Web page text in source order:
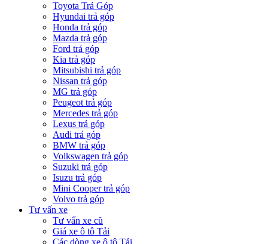
Toyota Trả Góp
Hyundai trả góp
Honda trả góp
Mazda trả góp
Ford trả góp
Kia trả góp
Mitsubishi trả góp
Nissan trả góp
MG trả góp
Peugeot trả góp
Mercedes trả góp
Lexus trả góp
Audi trả góp
BMW trả góp
Volkswagen trả góp
Suzuki trả góp
Isuzu trả góp
Mini Cooper trả góp
Volvo trả góp
Tư vấn xe
Tư vấn xe cũ
Giá xe ô tô Tải
Các dòng xe ô tô Tải